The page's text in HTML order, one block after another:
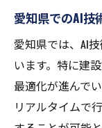
愛知県でのAI技
愛知県では、AI
います。特に建
最適化が進んで
リアルタイムで